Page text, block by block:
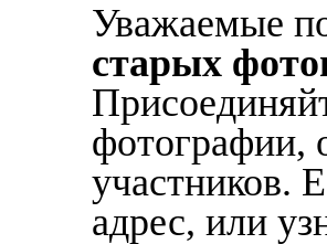
Уважаемые
старых
фотографии,
участников.
адрес, или